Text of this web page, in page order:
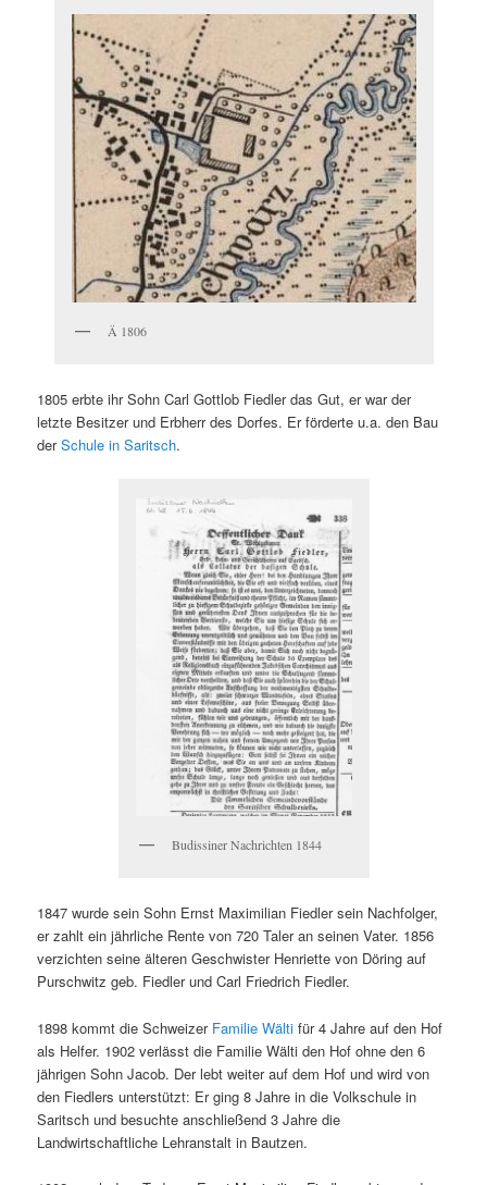
Ä 1806
1805 erbte ihr Sohn Carl Gottlob Fiedler das Gut, er war der
letzte Besitzer und Erbherr des Dorfes. Er förderte u.a. den Bau
derSchule in Saritsch.
Budissiner Nachrichten 1844
1847 wurde sein Sohn Ernst Maximilian Fiedler sein Nachfolger,
er zahlt ein jährliche Rente von 720 Taler an seinen Vater. 1856
verzichten seine älteren Geschwister Henriette von Döring auf
Purschwitz geb. Fiedler und Carl Friedrich Fiedler.
1898 kommt die Schweizer Familie Wälti für 4 Jahre auf den Hof
als Helfer. 1902 verlässt die Familie Wälti den Hof ohne den 6
jährigen Sohn Jacob. Der lebt weiter auf dem Hof und wird von
den Fiedlers unterstützt: Er ging 8 Jahre in die Volkschule in
Saritsch und besuchte anschließend 3 Jahre die
Landwirtschaftliche Lehranstalt in Bautzen.